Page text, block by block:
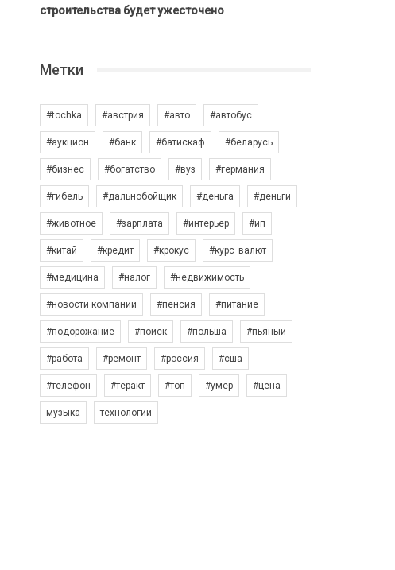
строительства будет ужесточено
Метки
#tochka #австрия #авто #автобус
#аукцион #банк #батискаф #беларусь
#бизнес #богатство #вуз #германия
#гибель #дальнобойщик #деньга #деньги
#животное #зарплата #интерьер #ип
#китай #кредит #крокус #курс_валют
#медицина #налог #недвижимость
#новости компаний #пенсия #питание
#подорожание #поиск #польша #пьяный
#работа #ремонт #россия #сша
#телефон #теракт #топ #умер #цена
музыка технологии